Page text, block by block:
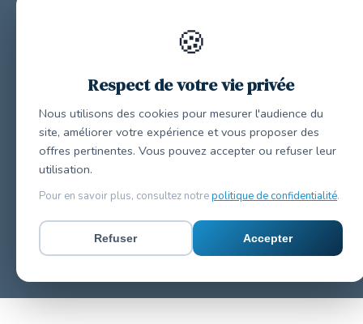
🍪
Respect de votre vie privée
Nous utilisons des cookies pour mesurer l'audience du
site, améliorer votre expérience et vous proposer des
offres pertinentes. Vous pouvez accepter ou refuser leur
utilisation.
Pour en savoir plus, consultez notrepolitique de confidentialité.
Refuser Accepter